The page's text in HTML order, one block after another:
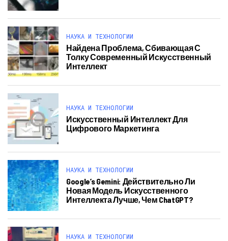
НАУКА И ТЕХНОЛОГИИ
Найдена Проблема, Сбивающая С
Толку Современный Искусственный
Интеллект
НАУКА И ТЕХНОЛОГИИ
Искусственный Интеллект Для
Цифрового Маркетинга
НАУКА И ТЕХНОЛОГИИ
Google’s Gemini: Действительно Ли
Новая Модель Искусственного
Интеллекта Лучше, Чем ChatGPT?
НАУКА И ТЕХНОЛОГИИ